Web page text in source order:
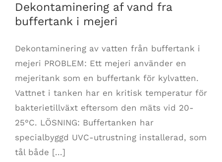
Dekontaminering af vand fra
buffertank i mejeri
Dekontaminering av vatten från buffertank i
mejeri PROBLEM: Ett mejeri använder en
mejeritank som en buffertank för kylvatten.
Vattnet i tanken har en kritisk temperatur för
bakterietillväxt eftersom den mäts vid 20-
25°C. LÖSNING: Buffertanken har
specialbyggd UVC-utrustning installerad, som
tål både [...]